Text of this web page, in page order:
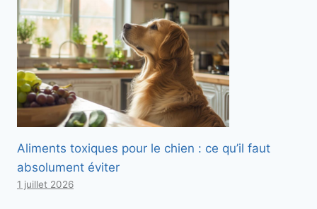
Aliments toxiques pour le chien : ce qu’il faut
absolument éviter
1 juillet 2026